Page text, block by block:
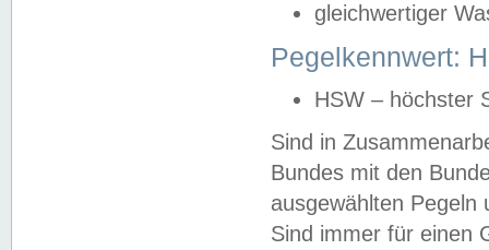
gleichwertiger
Pegelkennwert:
HSW – höchster
Sind in
Bundes mit den
ausgewählten
Sind immer für einen